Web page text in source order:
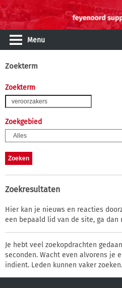
Menu
Zoekterm
Zoekterm
Zoekgebied
Zoekresultaten
Hier kan je nieuws en reacties
een bepaald lid van de site, ga dan
Je hebt veel zoekopdrachten
seconden. Wacht even alvorens je
indient. Leden kunnen vaker zoeken.